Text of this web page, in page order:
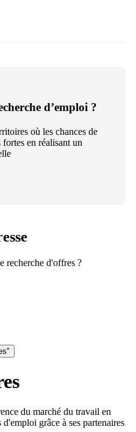
d’emploi ?
où les chances de
en réalisant un
recherche d'offres ?
du marché du travail en
grâce à ses partenaires